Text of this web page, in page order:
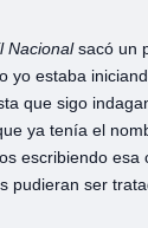
Nacionalsacó un
yo estaba
que sigo
ya tenía el
escribiendo
pudieran ser